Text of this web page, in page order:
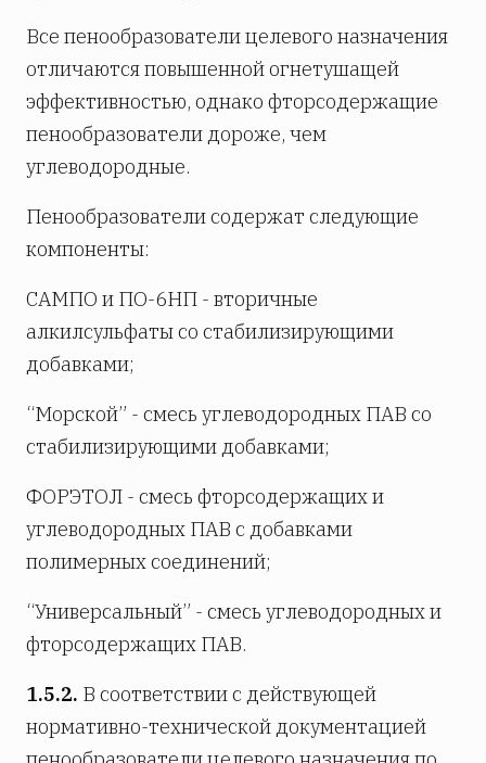
Все пенообразователи целевого назначения
отличаются повышенной огнетушащей
эффективностью, однако фторсодержащие
пенообразователи дороже, чем
углеводородные.
Пенообразователи содержат следующие
компоненты:
САМПО и ПО-6НП - вторичные
алкилсульфаты со стабилизирующими
добавками;
“Морской” - смесь углеводородных ПАВ со
стабилизирующими добавками;
ФОРЭТОЛ - смесь фторсодержащих и
углеводородных ПАВ с добавками
полимерных соединений;
“Универсальный” - смесь углеводородных и
фторсодержащих ПАВ.
1.5.2. В соответствии с действующей
нормативно-технической документацией